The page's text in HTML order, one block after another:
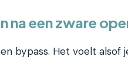
na een zware
bypass. Het voelt alsof